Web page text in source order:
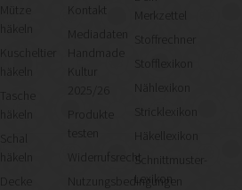
Mütze
häkeln
Kuscheltier
häkeln
Tasche
häkeln
Kontakt
Mediadaten
Kultur
2025/26
Produkte
testen
Widerrufsrecht
Nutzungsbedingungen
Merkzettel
Stoffrechner
Stofflexikon
Nählexikon
Stricklexikon
Häkellexikon
Schnittmuster-
Lexikon